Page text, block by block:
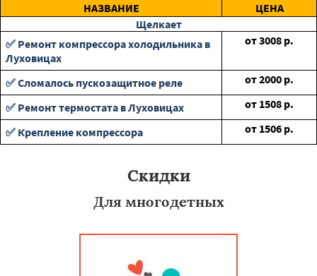
НАЗВАНИЕ
ЦЕНА
Щелкает
✅ Ремонт компрессора холодильника в
Луховицах
от3008 р.
✅ Сломалось пускозащитное реле от2000 р.
✅ Ремонт термостата в Луховицах
от 1508 р.
✅ Крепление компрессора
от 1506 р.
Скидки
Для многодетных